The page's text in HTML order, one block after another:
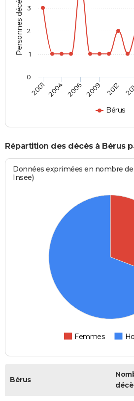
Personnes décédées
Bérus
2001 2004 2006 2009 2012
0
1
2
3
Répartition des décès à Bérus
Données exprimées en nombre de
Insee)
Femmes
Bérus